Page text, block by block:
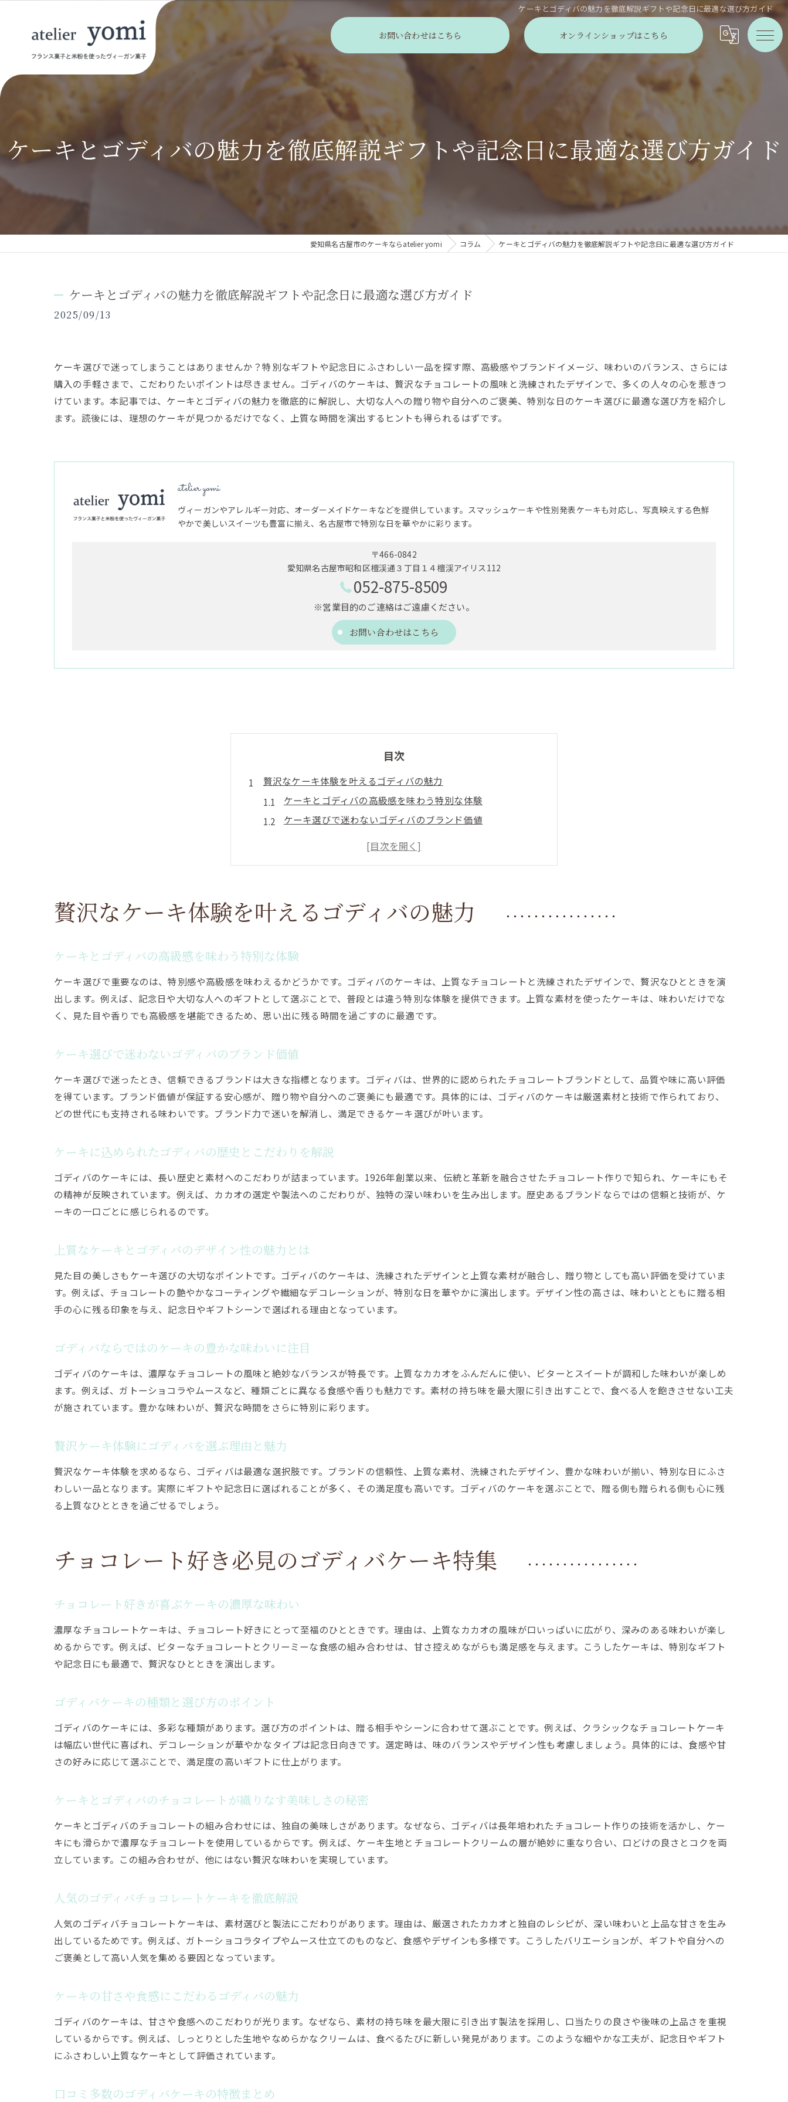
ケーキとゴディバの魅力を徹底解説ギフトや記念日に最適な選び方ガイド
お問い合わせはこちら オンラインショップはこちら
ケーキとゴディバの魅力を徹底解説ギフトや記念日に最適な選び方ガイド
愛知県名古屋市のケーキならatelier yomi コラム ケーキとゴディバの魅力を徹底解説ギフトや記念日に最適な選び方ガイド
ケーキとゴディバの魅力を徹底解説ギフトや記念日に最適な選び方ガイド
2025/09/13
ケーキ選びで迷ってしまうことはありませんか？特別なギフトや記念日にふさわしい一品を探す際、高級感やブランドイメージ、味わいのバランス、さらには
購入の手軽さまで、こだわりたいポイントは尽きません。ゴディバのケーキは、贅沢なチョコレートの風味と洗練されたデザインで、多くの人々の心を惹きつ
けています。本記事では、ケーキとゴディバの魅力を徹底的に解説し、大切な人への贈り物や自分へのご褒美、特別な日のケーキ選びに最適な選び方を紹介し
ます。読後には、理想のケーキが見つかるだけでなく、上質な時間を演出するヒントも得られるはずです。
atelier yomi
ヴィーガンやアレルギー対応、オーダーメイドケーキなどを提供しています。スマッシュケーキや性別発表ケーキも対応し、写真映えする色鮮
やかで美しいスイーツも豊富に揃え、名古屋市で特別な日を華やかに彩ります。
〒466-0842
愛知県名古屋市昭和区檀渓通３丁目１４檀渓アイリス112
052-875-8509
※営業目的のご連絡はご遠慮ください。
お問い合わせはこちら
目次
贅沢なケーキ体験を叶えるゴディバの魅力
ケーキとゴディバの高級感を味わう特別な体験
ケーキ選びで迷わないゴディバのブランド価値
ケーキに込められたゴディバの歴史とこだわりを解説
チョコレート好き必見のゴディバケーキ特集
ゴディバケーキの種類と選び方のポイント
ケーキとゴディバのチョコレートが織りなす美味しさの秘密
人気のゴディバチョコレートケーキを徹底解説
ケーキの甘さや食感にこだわるゴディバの魅力
ギフト選びに迷ったらゴディバケーキがおすすめ
ケーキで伝える特別な想いはゴディバで叶う
ゴディバのケーキで贈る上質なギフト体験
贈答用ケーキにゴディバが選ばれるポイント
ケーキが彩るゴディバの記念日サプライズ術
ゴディバのケーキが記念日を格上げする理由
記念日にふさわしいケーキ選びとゴディバ体験
ゴディバの小さめケーキで贅沢なひとときを満喫
一人でも楽しめるゴディバのケーキおすすめ
口コミで評判のゴディバケーキを詳しく紹介
ケーキの味や食感は口コミでどんな評価？
ケーキ好き必見のゴディバ口コミまとめ
ゴディバケーキの味を口コミから徹底検証
誕生日ケーキに最適なゴディバの選び方ポイント
ゴディバのケーキで特別な誕生日を演出する方法
ケーキにこだわる誕生日サプライズはゴディバで
店舗受け取りも便利なゴディバケーキ購入方法
ゴディバケーキの店舗受け取り方法と注意点
ケーキ購入はゴディバの店舗で手軽に実現
ゴディバケーキ購入の流れとおすすめポイント
忙しい方に嬉しいゴディバケーキの簡単注文方法
ケーキ選びから受け取りまでゴディバが便利
贅沢なケーキ体験を叶えるゴディバの魅力
ケーキとゴディバの高級感を味わう特別な体験
ケーキ選びで重要なのは、特別感や高級感を味わえるかどうかです。ゴディバのケーキは、上質なチョコレートと洗練されたデザインで、贅沢なひとときを演
出します。例えば、記念日や大切な人へのギフトとして選ぶことで、普段とは違う特別な体験を提供できます。上質な素材を使ったケーキは、味わいだけでな
く、見た目や香りでも高級感を堪能できるため、思い出に残る時間を過ごすのに最適です。
ケーキ選びで迷わないゴディバのブランド価値
ケーキ選びで迷ったとき、信頼できるブランドは大きな指標となります。ゴディバは、世界的に認められたチョコレートブランドとして、品質や味に高い評価
を得ています。ブランド価値が保証する安心感が、贈り物や自分へのご褒美にも最適です。具体的には、ゴディバのケーキは厳選素材と技術で作られており、
どの世代にも支持される味わいです。ブランド力で迷いを解消し、満足できるケーキ選びが叶います。
ケーキに込められたゴディバの歴史とこだわりを解説
ゴディバのケーキには、長い歴史と素材へのこだわりが詰まっています。1926年創業以来、伝統と革新を融合させたチョコレート作りで知られ、ケーキにもそ
の精神が反映されています。例えば、カカオの選定や製法へのこだわりが、独特の深い味わいを生み出します。歴史あるブランドならではの信頼と技術が、ケ
ーキの一口ごとに感じられるのです。
上質なケーキとゴディバのデザイン性の魅力とは
見た目の美しさもケーキ選びの大切なポイントです。ゴディバのケーキは、洗練されたデザインと上質な素材が融合し、贈り物としても高い評価を受けていま
す。例えば、チョコレートの艶やかなコーティングや繊細なデコレーションが、特別な日を華やかに演出します。デザイン性の高さは、味わいとともに贈る相
手の心に残る印象を与え、記念日やギフトシーンで選ばれる理由となっています。
ゴディバならではのケーキの豊かな味わいに注目
ゴディバのケーキは、濃厚なチョコレートの風味と絶妙なバランスが特長です。上質なカカオをふんだんに使い、ビターとスイートが調和した味わいが楽しめ
ます。例えば、ガトーショコラやムースなど、種類ごとに異なる食感や香りも魅力です。素材の持ち味を最大限に引き出すことで、食べる人を飽きさせない工夫
が施されています。豊かな味わいが、贅沢な時間をさらに特別に彩ります。
贅沢ケーキ体験にゴディバを選ぶ理由と魅力
贅沢なケーキ体験を求めるなら、ゴディバは最適な選択肢です。ブランドの信頼性、上質な素材、洗練されたデザイン、豊かな味わいが揃い、特別な日にふさ
わしい一品となります。実際にギフトや記念日に選ばれることが多く、その満足度も高いです。ゴディバのケーキを選ぶことで、贈る側も贈られる側も心に残
る上質なひとときを過ごせるでしょう。
チョコレート好き必見のゴディバケーキ特集
チョコレート好きが喜ぶケーキの濃厚な味わい
濃厚なチョコレートケーキは、チョコレート好きにとって至福のひとときです。理由は、上質なカカオの風味が口いっぱいに広がり、深みのある味わいが楽し
めるからです。例えば、ビターなチョコレートとクリーミーな食感の組み合わせは、甘さ控えめながらも満足感を与えます。こうしたケーキは、特別なギフト
や記念日にも最適で、贅沢なひとときを演出します。
ゴディバケーキの種類と選び方のポイント
ゴディバのケーキには、多彩な種類があります。選び方のポイントは、贈る相手やシーンに合わせて選ぶことです。例えば、クラシックなチョコレートケーキ
は幅広い世代に喜ばれ、デコレーションが華やかなタイプは記念日向きです。選定時は、味のバランスやデザイン性も考慮しましょう。具体的には、食感や甘
さの好みに応じて選ぶことで、満足度の高いギフトに仕上がります。
ケーキとゴディバのチョコレートが織りなす美味しさの秘密
ケーキとゴディバのチョコレートの組み合わせには、独自の美味しさがあります。なぜなら、ゴディバは長年培われたチョコレート作りの技術を活かし、ケー
キにも滑らかで濃厚なチョコレートを使用しているからです。例えば、ケーキ生地とチョコレートクリームの層が絶妙に重なり合い、口どけの良さとコクを両
立しています。この組み合わせが、他にはない贅沢な味わいを実現しています。
人気のゴディバチョコレートケーキを徹底解説
人気のゴディバチョコレートケーキは、素材選びと製法にこだわりがあります。理由は、厳選されたカカオと独自のレシピが、深い味わいと上品な甘さを生み
出しているためです。例えば、ガトーショコラタイプやムース仕立てのものなど、食感やデザインも多様です。こうしたバリエーションが、ギフトや自分への
ご褒美として高い人気を集める要因となっています。
ケーキの甘さや食感にこだわるゴディバの魅力
ゴディバのケーキは、甘さや食感へのこだわりが光ります。なぜなら、素材の持ち味を最大限に引き出す製法を採用し、口当たりの良さや後味の上品さを重視
しているからです。例えば、しっとりとした生地やなめらかなクリームは、食べるたびに新しい発見があります。このような細やかな工夫が、記念日やギフト
にふさわしい上質なケーキとして評価されています。
口コミ多数のゴディバケーキの特徴まとめ